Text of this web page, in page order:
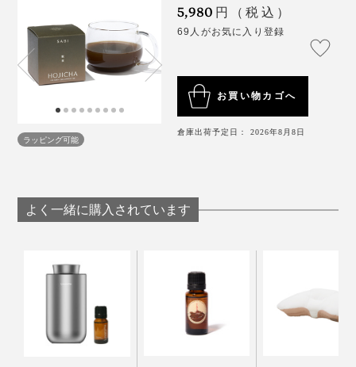
ラッピング可能
5,980 円（税込）
69人がお気に入り登録
お買い物カゴへ
倉庫出荷予定日： 2026年8月8日
よく一緒に購入されています